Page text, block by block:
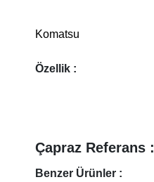
Komatsu
Özellik :
Çapraz Referans :
Benzer Ürünler :